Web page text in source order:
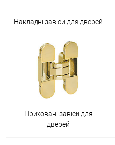
Накладні завіси для дверей
Приховані завіси для
дверей